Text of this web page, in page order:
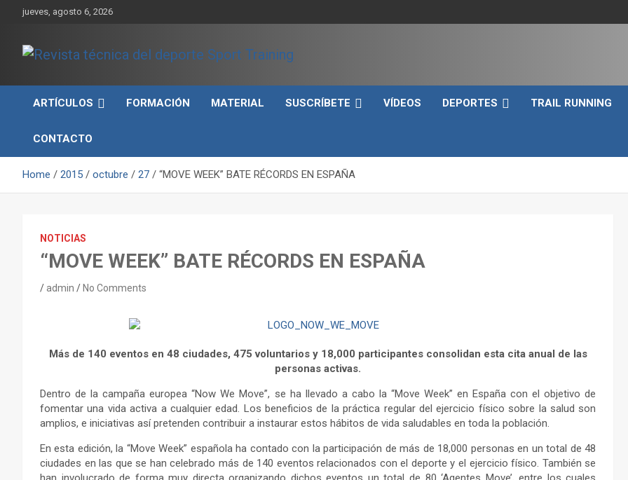
jueves, agosto 6, 2026
Revista técnica del
deporte Sport Training
rendimiento, nutrición y entrenamiento.
ARTÍCULOS
FORMACIÓN MATERIAL SUSCRÍBETE VÍDEOS DEPORTES TRAIL RUNNING
CONTACTO
Home 2015 octubre 27 “MOVE WEEK” BATE RÉCORDS EN ESPAÑA
NOTICIAS
“MOVE WEEK” BATE RÉCORDS EN ESPAÑA
admin No Comments
Más de 140 eventos en 48 ciudades, 475 voluntarios y 18,000 participantes consolidan esta cita anual de las
personas activas.
Dentro de la campaña europea “Now We Move”, se ha llevado a cabo la “Move Week” en España con el objetivo de
fomentar una vida activa a cualquier edad. Los beneficios de la práctica regular del ejercicio físico sobre la salud son
amplios, e iniciativas así pretenden contribuir a instaurar estos hábitos de vida saludables en toda la población.
En esta edición, la “Move Week” española ha contado con la participación de más de 18,000 personas en un total de 48
ciudades en las que se han celebrado más de 140 eventos relacionados con el deporte y el ejercicio físico. También se